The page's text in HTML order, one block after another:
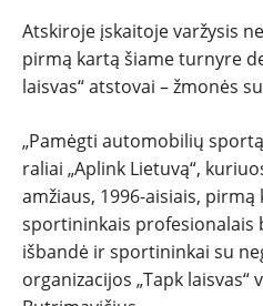
Atskiroje įskaitoje varžysis
pirmą kartą šiame turnyre
laisvas“ atstovai – žmonės
„Pamėgti automobilių
raliai „Aplink Lietuvą“,
amžiaus, 1996-aisiais,
sportininkais profesionalais
išbandė ir sportininkai su
organizacijos „Tapk laisvas“